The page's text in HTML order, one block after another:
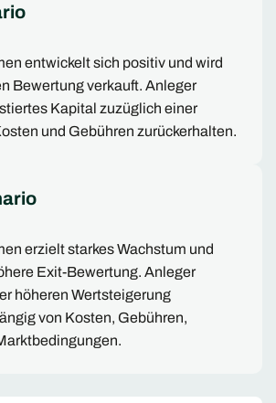
entwickelt sich positiv und wird
Bewertung verkauft. Anleger
Kapital zuzüglich einer
und Gebühren zurückerhalten.
erzielt starkes Wachstum und
Exit-Bewertung. Anleger
höheren Wertsteigerung
von Kosten, Gebühren,